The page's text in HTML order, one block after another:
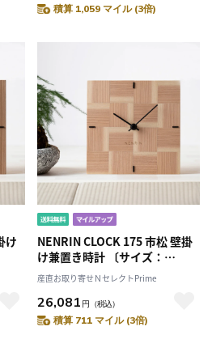
積算 1,059 マイル (3倍)
け
NENRIN CLOCK 175 市松 壁掛
け兼置き時計 〔サイズ：
W175×H175×D40mm、補助
脚付き、単三電池1本〕［北海
道・離島 配送不可］
産直お取り寄せＮセレクトPrime
26,081 円 （税込）
積算 711 マイル (3倍)